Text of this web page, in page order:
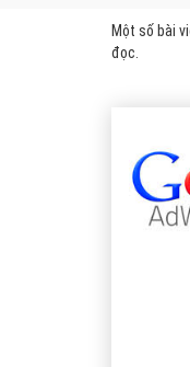
Một số bài
đọc.